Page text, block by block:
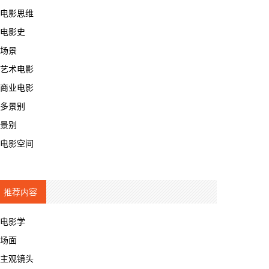
电影思维
电影史
场景
艺术电影
商业电影
多景别
景别
电影空间
推荐内容
电影学
场面
主观镜头